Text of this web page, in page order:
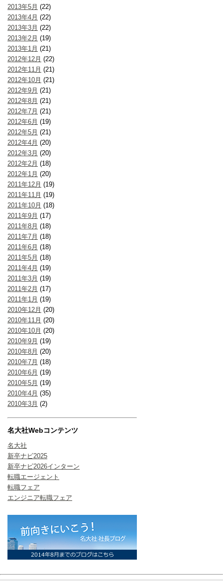
2013年5月 (22)
2013年4月 (22)
2013年3月 (22)
2013年2月 (19)
2013年1月 (21)
2012年12月 (22)
2012年11月 (21)
2012年10月 (21)
2012年9月 (21)
2012年8月 (21)
2012年7月 (21)
2012年6月 (19)
2012年5月 (21)
2012年4月 (20)
2012年3月 (20)
2012年2月 (18)
2012年1月 (20)
2011年12月 (19)
2011年11月 (19)
2011年10月 (18)
2011年9月 (17)
2011年8月 (18)
2011年7月 (18)
2011年6月 (18)
2011年5月 (18)
2011年4月 (19)
2011年3月 (19)
2011年2月 (17)
2011年1月 (19)
2010年12月 (20)
2010年11月 (20)
2010年10月 (20)
2010年9月 (19)
2010年8月 (20)
2010年7月 (18)
2010年6月 (19)
2010年5月 (19)
2010年4月 (35)
2010年3月 (2)
名大社Webコンテンツ
名大社
新卒ナビ2025
新卒ナビ2026インターン
転職エージェント
転職フェア
エンジニア転職フェア